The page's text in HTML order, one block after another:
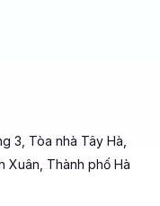
3, Tòa nhà Tây Hà,
Xuân, Thành phố Hà